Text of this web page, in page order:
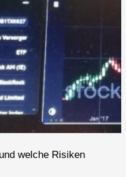
welche Risiken